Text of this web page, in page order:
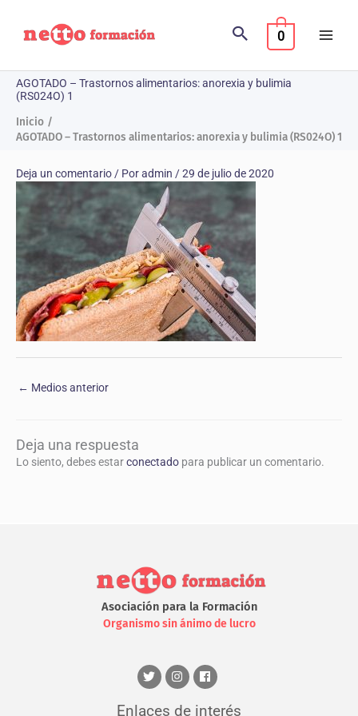
contenido
0
AGOTADO – Trastornos alimentarios: anorexia y bulimia
(RS024O) 1
Inicio
AGOTADO – Trastornos alimentarios: anorexia y bulimia (RS024O) 1
Deja un comentario / Poradmin /29 de julio de 2020
← Medios anterior
Deja una respuesta
Lo siento, debes estarconectado para publicar un comentario.
Asociación para la Formación
Organismo sin ánimo de lucro
Enlaces de interés